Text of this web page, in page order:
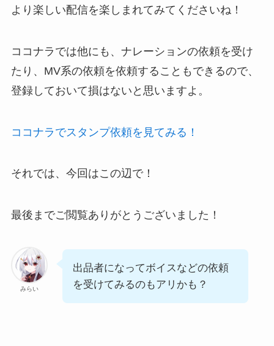
より楽しい配信を楽しまれてみてくださいね！
ココナラでは他にも、 ナレーションの依頼を受け
たり、MV系の依頼を依頼することもできるので、
登録しておいて損はないと思いますよ。
ココナラでスタンプ依頼を見てみる！
それでは、今回はこの辺で！
最後までご閲覧ありがとうございました！
みらい
出品者になってボイスなどの依頼
を受けてみるのもアリかも？